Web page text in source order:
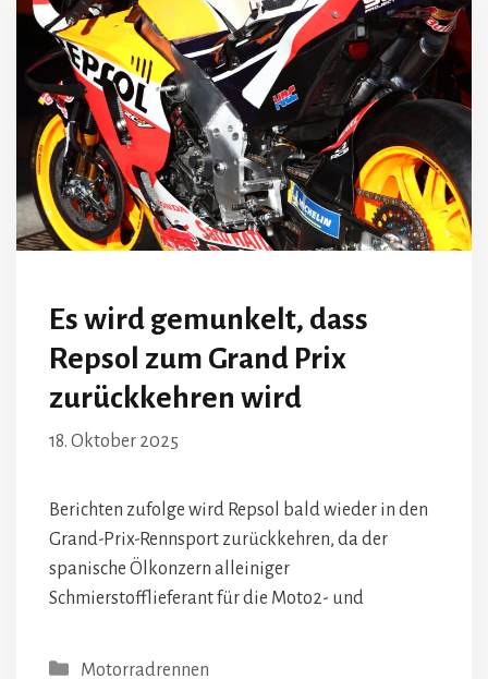
Es wird gemunkelt, dass
Repsol zum Grand Prix
zurückkehren wird
18. Oktober 2025
Berichten zufolge wird Repsol bald wieder in den
Grand-Prix-Rennsport zurückkehren, da der
spanische Ölkonzern alleiniger
Schmierstofflieferant für die Moto2- und
Kategorien
Motorradrennen